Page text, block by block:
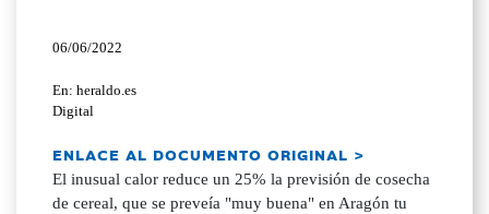
06/06/2022
En: heraldo.es
Digital
ENLACE AL DOCUMENTO ORIGINAL >
El inusual calor reduce un 25% la previsión de cosecha
de cereal, que se preveía "muy buena" en Aragón tu